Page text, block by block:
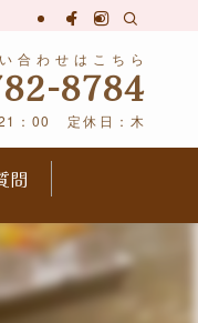
合わせはこちら
8784
：00 定休日：木
問